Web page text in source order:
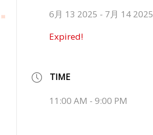
6月 13 2025 - 7月 14 2025
Expired!
TIME
11:00 AM - 9:00 PM